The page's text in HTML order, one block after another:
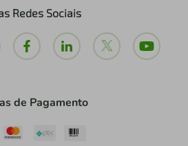
Redes Sociais
de Pagamento